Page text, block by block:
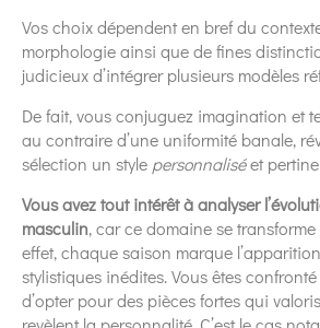
Vos choix dépendent en bref du
morphologie ainsi que de fines
judicieux d’intégrer plusieurs modèles
De fait, vous conjuguez imagination et
au contraire d’une uniformité banale,
sélection un style personnaliséet
Vous avez tout intérêt à analyser
masculin, car ce domaine se
effet, chaque saison marque
stylistiques inédites. Vous êtes
d’opter pour des pièces fortes qui